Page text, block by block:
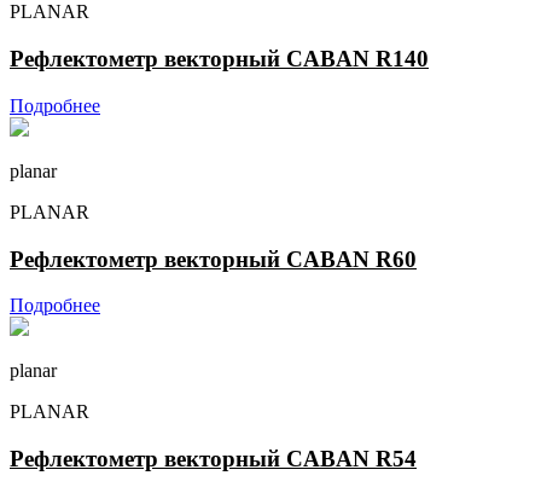
PLANAR
Рефлектометр векторный CABAN R140
Подробнее
planar
PLANAR
Рефлектометр векторный CABAN R60
Подробнее
planar
PLANAR
Рефлектометр векторный CABAN R54